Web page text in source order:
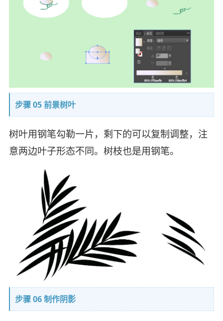
步骤 05 前景树叶
树叶用钢笔勾勒一片，剩下的可以复制调整，注
意两边叶子形态不同。树枝也是用钢笔。
步骤 06 制作阴影